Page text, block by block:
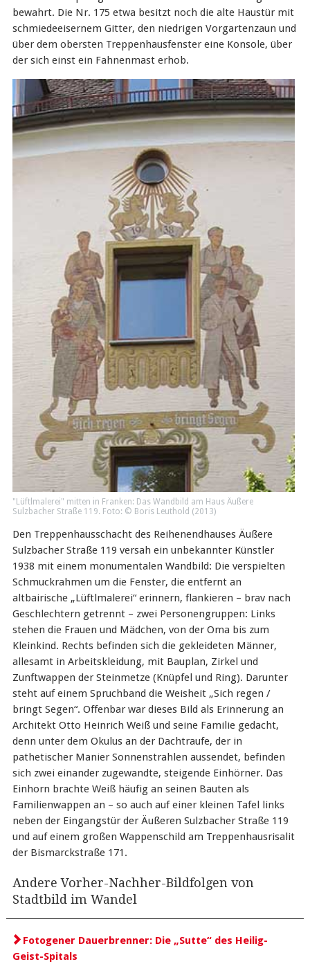
bewahrt. Die Nr. 175 etwa besitzt noch die alte Haustür mit
schmiedeeisernem Gitter, den niedrigen Vorgartenzaun und
über dem obersten Treppenhausfenster eine Konsole, über
der sich einst ein Fahnenmast erhob.
"Lüftlmalerei" mitten in Franken: Das Wandbild am Haus Äußere
Sulzbacher Straße 119. Foto: © Boris Leuthold (2013)
Den Treppenhausschacht des Reihenendhauses Äußere
Sulzbacher Straße 119 versah ein unbekannter Künstler
1938 mit einem monumentalen Wandbild: Die verspielten
Schmuckrahmen um die Fenster, die entfernt an
altbairische „Lüftlmalerei“ erinnern, flankieren – brav nach
Geschlechtern getrennt – zwei Personengruppen: Links
stehen die Frauen und Mädchen, von der Oma bis zum
Kleinkind. Rechts befinden sich die gekleideten Männer,
allesamt in Arbeitskleidung, mit Bauplan, Zirkel und
Zunftwappen der Steinmetze (Knüpfel und Ring). Darunter
steht auf einem Spruchband die Weisheit „Sich regen /
bringt Segen“. Offenbar war dieses Bild als Erinnerung an
Architekt Otto Heinrich Weiß und seine Familie gedacht,
denn unter dem Okulus an der Dachtraufe, der in
pathetischer Manier Sonnenstrahlen aussendet, befinden
sich zwei einander zugewandte, steigende Einhörner. Das
Einhorn brachte Weiß häufig an seinen Bauten als
Familienwappen an – so auch auf einer kleinen Tafel links
neben der Eingangstür der Äußeren Sulzbacher Straße 119
und auf einem großen Wappenschild am Treppenhausrisalit
der Bismarckstraße 171.
Andere Vorher-Nachher-Bildfolgen von
Stadtbild im Wandel
Fotogener Dauerbrenner: Die „Sutte“ des Heilig-
Geist-Spitals